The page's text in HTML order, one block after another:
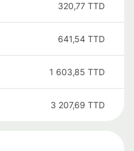
320,77 TTD
641,54 TTD
1 603,85 TTD
3 207,69 TTD